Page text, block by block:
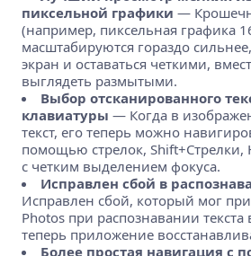
пиксельной графики —
(например, пиксельная графика
масштабируются гораздо
экран и оставаться четкими,
выглядеть размытыми.
Выбор отсканированного
клавиатуры — Когда в
текст, его теперь можно
помощью стрелок, Shift+Стрелки,
с четким выделением фокуса.
Исправлен сбой в
Исправлен сбой, который мог
Photos при распознавании
теперь приложение
Более простая навигация с